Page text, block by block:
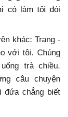
có làm tôi đói
khác: Trang -
với tôi. Chúng
trà chiều.
câu chuyện
đứa chẳng biết